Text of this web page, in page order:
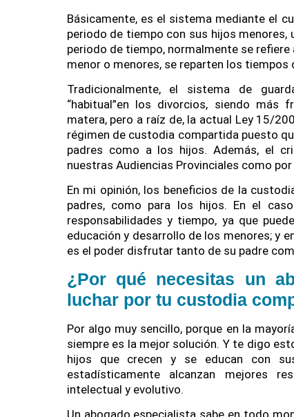
Básicamente, es el sistema mediante el
periodo de tiempo con sus hijos menores,
periodo de tiempo, normalmente se refiere
menor o menores, se reparten los tiempos
Tradicionalmente, el sistema de
“habitual”en los divorcios, siendo más
matera, pero a raíz de, la actual Ley 15/
régimen de custodia compartida puesto
padres como a los hijos. Además, el
nuestras Audiencias Provinciales como
En mi opinión, los beneficios de la
padres, como para los hijos. En el
responsabilidades y tiempo, ya que
educación y desarrollo de los menores; y
es el poder disfrutar tanto de su padre
¿Por qué necesitas un
luchar por tu custodia
Por algo muy sencillo, porque en la
siempre es la mejor solución. Y te digo
hijos que crecen y se educan con
estadísticamente alcanzan mejores
intelectual y evolutivo.